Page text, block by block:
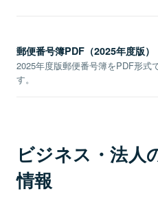
郵便番号簿PDF（2025年度版）
2025年度版郵便番号簿をPDF形式
す。
ビジネス・法人
情報